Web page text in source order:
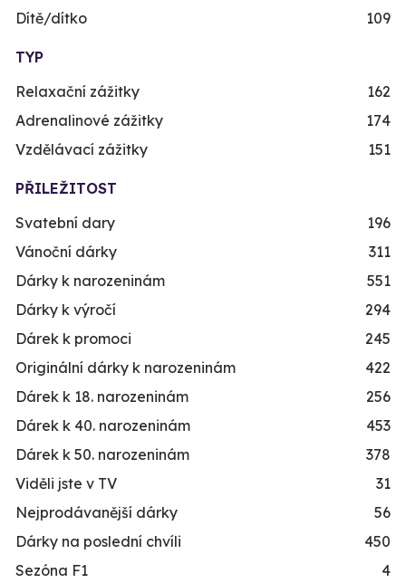
Dítě/dítko
109
TYP
Relaxační zážitky
162
Adrenalinové zážitky
174
Vzdělávací zážitky
151
PŘILEŽITOST
Svatební dary
196
Vánoční dárky
311
Dárky k narozeninám
551
Dárky k výročí
294
Dárek k promoci
245
Originální dárky k narozeninám
422
Dárek k 18. narozeninám
256
Dárek k 40. narozeninám
453
Dárek k 50. narozeninám
378
Viděli jste v TV
31
Nejprodávanější dárky
56
Dárky na poslední chvíli
450
Sezóna F1
4